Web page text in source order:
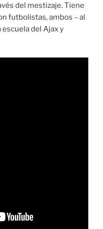
del mestizaje. Tiene
futbolistas, ambos – al
escuela del Ajax y